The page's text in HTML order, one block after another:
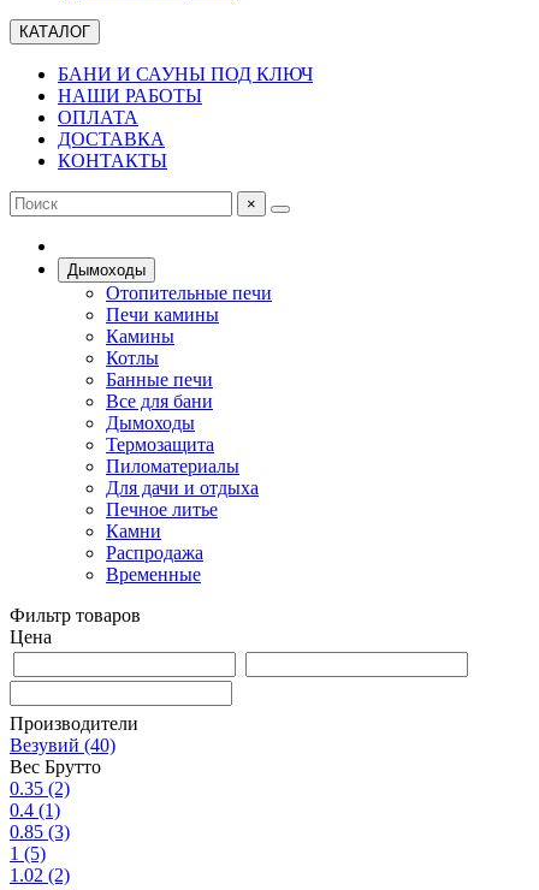
КАТАЛОГ
БАНИ И САУНЫ ПОД КЛЮЧ
НАШИ РАБОТЫ
ОПЛАТА
ДОСТАВКА
КОНТАКТЫ
×
Дымоходы
Отопительные печи
Печи камины
Камины
Котлы
Банные печи
Все для бани
Дымоходы
Термозащита
Пиломатериалы
Для дачи и отдыха
Печное литье
Камни
Распродажа
Временные
Фильтр товаров
Цена
Производители
Везувий (40)
Вес Брутто
0.35 (2)
0.4 (1)
0.85 (3)
1 (5)
1.02 (2)